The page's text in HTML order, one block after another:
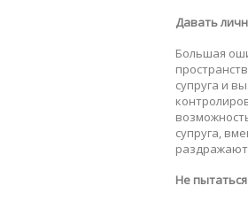
Давать
Большая
супруга и
супруга,
раздражают
Не